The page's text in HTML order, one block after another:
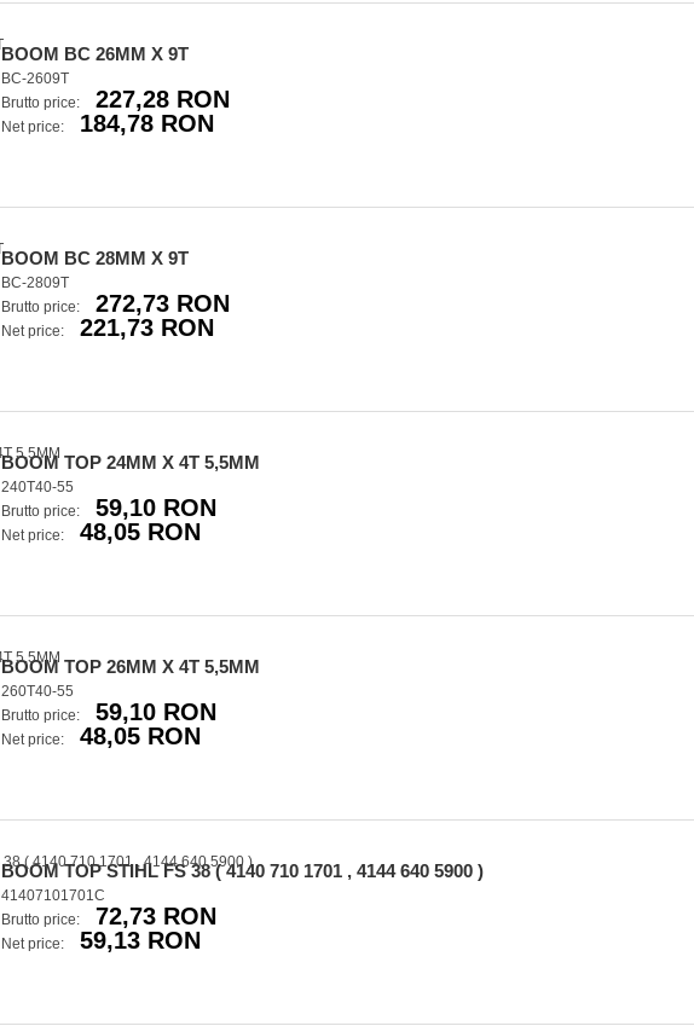
BOOM BC 26MM X 9T
BC-2609T
Brutto price:
227,28 RON
Net price: 184,78 RON
BOOM BC 28MM X 9T
BC-2809T
Brutto price:
272,73 RON
Net price: 221,73 RON
BOOM TOP 24MM X 4T 5,5MM
240T40-55
Brutto price:
59,10 RON
Net price: 48,05 RON
BOOM TOP 26MM X 4T 5,5MM
260T40-55
Brutto price:
59,10 RON
Net price: 48,05 RON
BOOM TOP STIHL FS 38 ( 4140 710 1701 , 4144 640 5900 )
41407101701C
Brutto price:
72,73 RON
Net price: 59,13 RON